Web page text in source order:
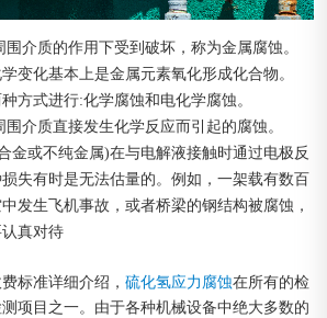
介质的作用下受到破坏，称为金属腐蚀。
变化基本上是金属元素氧化形成化合物。
方式进行:化学腐蚀和电化学腐蚀。
介质直接发生化学反应而引起的腐蚀。
金或不纯金属)在与电解液接触时通过电极反
失有时是无法估量的。例如，一架载有数百
发生飞机事故，或者桥梁的钢结构被腐蚀，
真对待
标准详细介绍， 硫化氢应力腐蚀在所有的检
项目之一。由于各种机械设备中绝大多数的